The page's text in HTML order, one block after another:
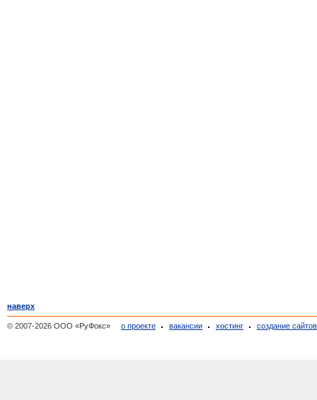
наверх
© 2007-2026 ООО «РуФокс» о проекте вакансии хостинг создание сайтов